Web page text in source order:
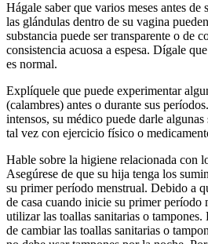
Hágale saber que varios meses antes
las glándulas dentro de su vagina
substancia puede ser transparente o de
consistencia acuosa a espesa. Dígale
es normal.
Explíquele que puede experimentar
(calambres) antes o durante sus
intensos, su médico puede darle
tal vez con ejercicio físico o
Hable sobre la higiene relacionada con
Asegúrese de que su hija tenga los
su primer período menstrual. Debido a
de casa cuando inicie su primer período
utilizar las toallas sanitarias o tampones.
de cambiar las toallas sanitarias o